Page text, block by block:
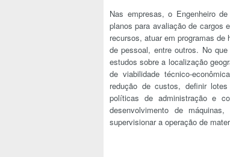
Nas empresas, o Engenheiro
planos para avaliação de cargos
recursos, atuar em programas
de pessoal, entre outros. No
estudos sobre a localização
de viabilidade técnico-
redução de custos, definir
políticas de administração e
desenvolvimento de
supervisionar a operação de